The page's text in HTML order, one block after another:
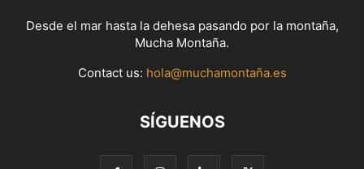
Desde el mar hasta la dehesa pasando por la montaña,
Mucha Montaña.
Contact us: hola@muchamontaña.es
SÍGUENOS